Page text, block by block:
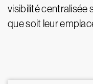
visibilité centralisée
que soit leur